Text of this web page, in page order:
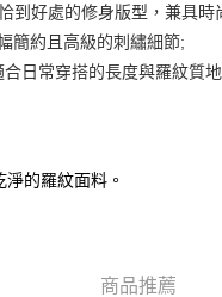
滿HK$499.00或以上免運費
利店
到好處的修身版型，兼具時
簡約且高級的刺繡細節;
合日常穿搭的長度與羅紋質
的羅紋面料。
商品推薦